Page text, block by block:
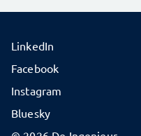
LinkedIn
Facebook
Instagram
Bluesky